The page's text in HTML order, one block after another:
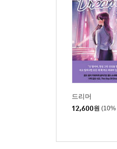
드리머
12,600원 (10%